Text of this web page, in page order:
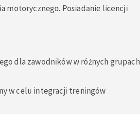
motorycznego. Posiadanie licencji
dla zawodników w różnych grupach
w celu integracji treningów